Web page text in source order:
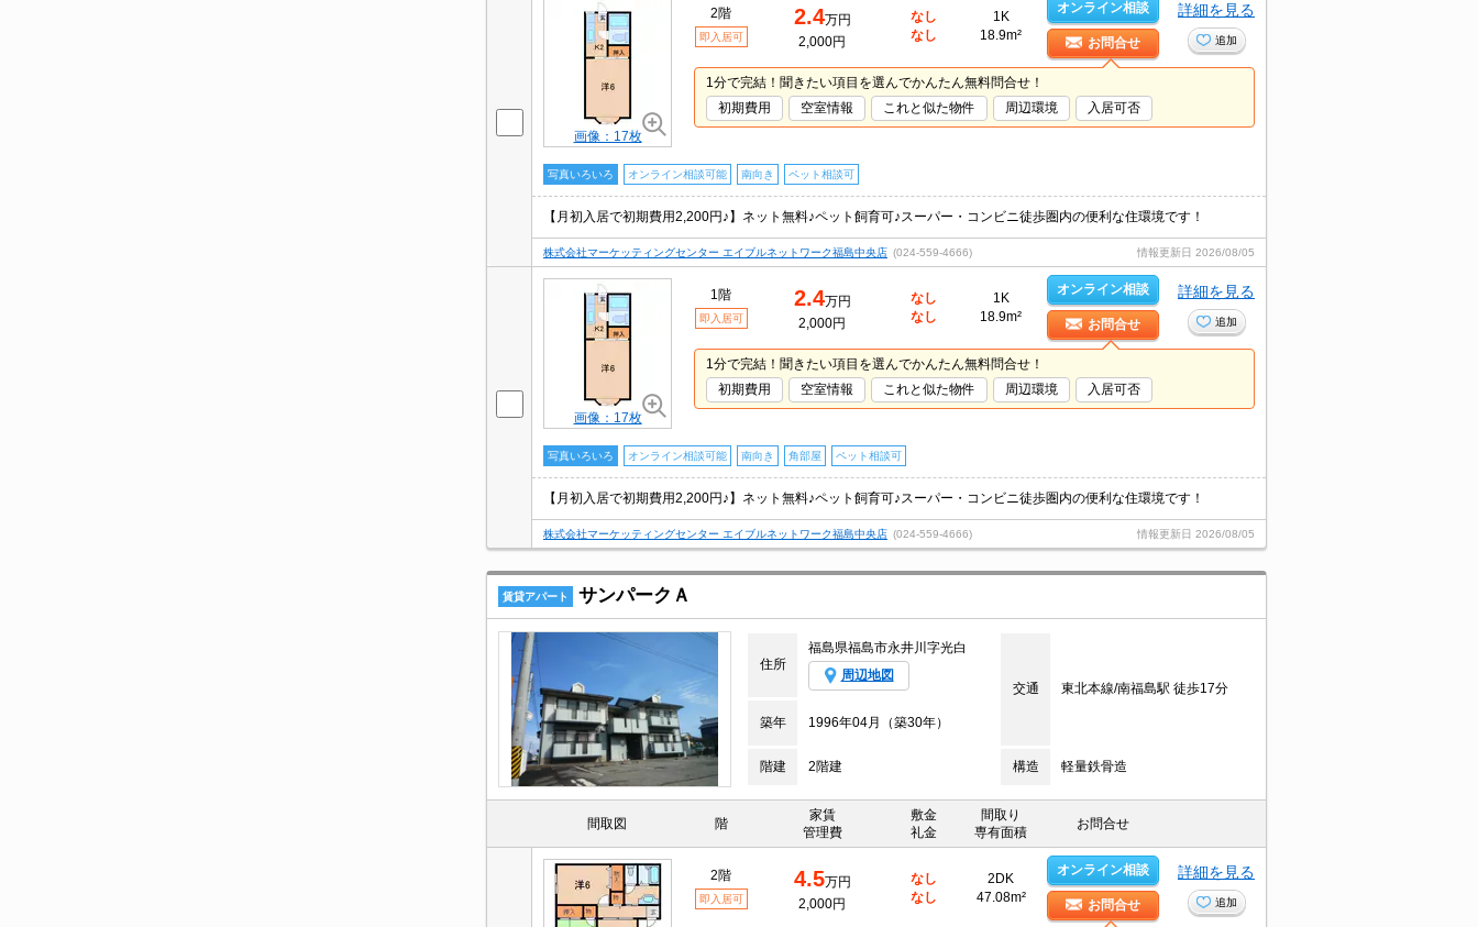
画像：17枚
2階
即入居可
2.4万円
2,000円
なし
なし
1K
18.9m²
オンライン相談
お問合せ
詳細を見る
追加
1分で完結！聞きたい項目を選んでかんたん無料問合せ！
初期費用
空室情報 これと似た物件 周辺環境 入居可否
写真いろいろ オンライン相談可能 南向き ペット相談可
【月初入居で初期費用2,200円♪】ネット無料♪ペット飼育可♪スーパー・コンビニ徒歩圏内の便利な住環境です！
株式会社マーケッティングセンター エイブルネットワーク福島中央店 (024-559-4666) 情報更新日 2026/08/05
画像：17枚
1階
即入居可
2.4万円
2,000円
なし
なし
1K
18.9m²
オンライン相談
お問合せ
詳細を見る
追加
1分で完結！聞きたい項目を選んでかんたん無料問合せ！
初期費用
空室情報 これと似た物件 周辺環境 入居可否
写真いろいろ オンライン相談可能 南向き 角部屋 ペット相談可
【月初入居で初期費用2,200円♪】ネット無料♪ペット飼育可♪スーパー・コンビニ徒歩圏内の便利な住環境です！
株式会社マーケッティングセンター エイブルネットワーク福島中央店 (024-559-4666) 情報更新日 2026/08/05
賃貸アパート サンパークＡ
住所
福島県福島市永井川字光白
周辺地図
交通
東北本線/南福島駅 徒歩17分
築年 1996年04月（築30年）
階建 2階建 構造 軽量鉄骨造
間取図 階
家賃
管理費
敷金
礼金
間取り
専有面積
お問合せ
2階
即入居可
4.5万円
2,000円
なし
なし
2DK
47.08m²
オンライン相談
お問合せ
詳細を見る
追加